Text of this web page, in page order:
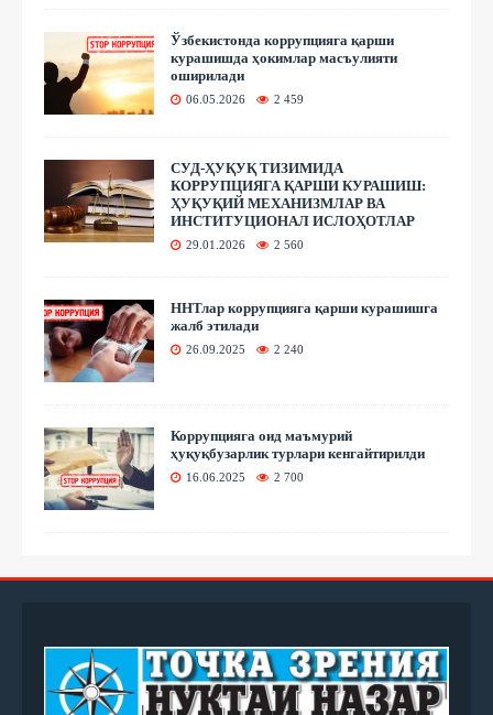
Ўзбекистонда коррупцияга қарши
курашишда ҳокимлар масъулияти
оширилади
06.05.2026 2 459
СУД-ҲУҚУҚ ТИЗИМИДА
КОРРУПЦИЯГА ҚАРШИ КУРАШИШ:
ҲУҚУҚИЙ МЕХАНИЗМЛАР ВА
ИНСТИТУЦИОНАЛ ИСЛОҲОТЛАР
29.01.2026 2 560
ННТлар коррупцияга қарши курашишга
жалб этилади
26.09.2025 2 240
Коррупцияга оид маъмурий
ҳуқуқбузарлик турлари кенгайтирилди
16.06.2025 2 700